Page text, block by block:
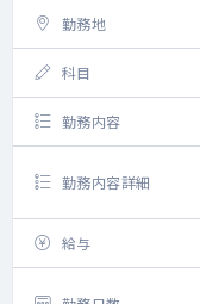
勤務地
科目
勤務内容
勤務内容詳細
給与